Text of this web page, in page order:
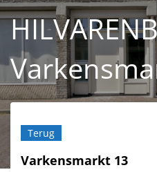
Terug
Varkensmarkt 13